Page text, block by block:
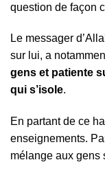
question de façon
Le messager
sur lui, a
gens et patiente
qui s’isole.
En partant de ce
enseignements.
mélange aux gens